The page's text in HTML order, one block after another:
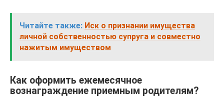
Читайте также: Иск о признании имущества
личной собственностью супруга и совместно
нажитым имуществом
Как оформить ежемесячное
вознаграждение приемным родителям?